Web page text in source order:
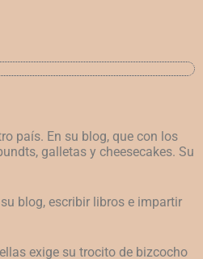
país. En su blog, que con los
galletas y cheesecakes. Su
blog, escribir libros e impartir
exige su trocito de bizcocho